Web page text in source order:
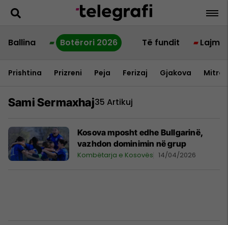
Ballina Botërori 2026 Të fundit Lajme
Prishtina Prizreni Peja Ferizaj Gjakova
Sami Sermaxhaj35 Artikuj
Kosova mposht edhe Bullgarinë,
vazhdon dominimin në grup
Kombëtarja e Kosovës 14/04/2026